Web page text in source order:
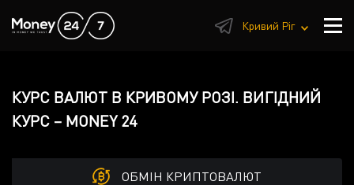
Кривий Ріг
КУРС ВАЛЮТ В КРИВОМУ РОЗІ. ВИГІДНИЙ
КУРС – MONEY 24
ОБМІН КРИПТОВАЛЮТ